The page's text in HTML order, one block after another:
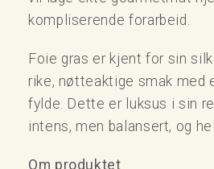
kompliserende forarbeid.
Foie gras er kjent for sin
rike, nøtteaktige smak med
fylde. Dette er luksus i sin
intens, men balansert, og
Om produktet